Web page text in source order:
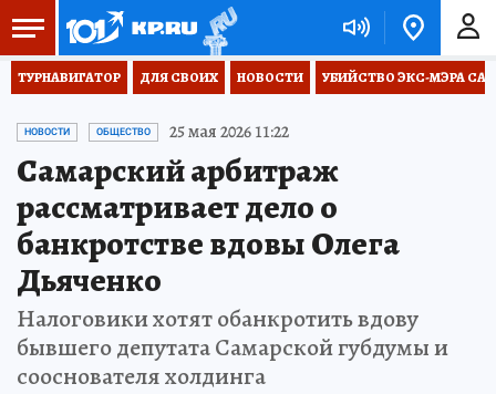
ТУРНАВИГАТОР ДЛЯ СВОИХ НОВОСТИ УБИЙСТВО ЭКС-МЭРА
НОВОСТИ ОБЩЕСТВО 25 мая 2026 11:22
Самарский арбитраж
рассматривает дело о
банкротстве вдовы Олега
Дьяченко
Налоговики хотят обанкротить вдову
бывшего депутата Самарской губдумы и
сооснователя холдинга